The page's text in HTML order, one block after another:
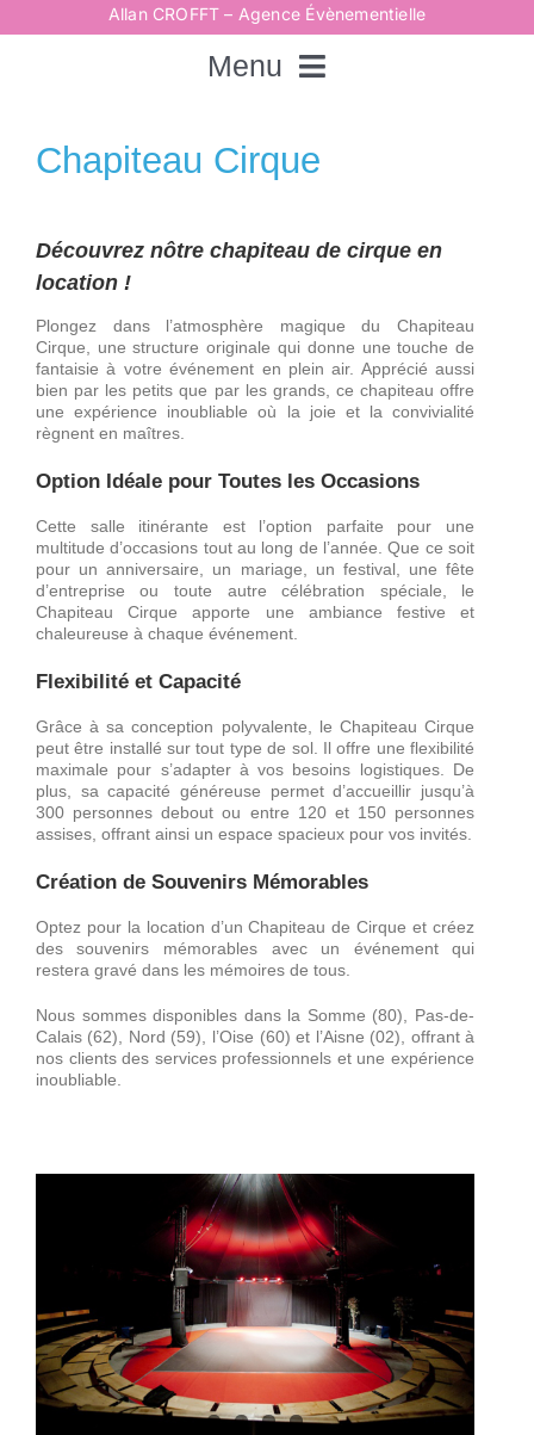
au
Allan CROFFT – Agence Évènementielle
Menu
Rechercher:
Accueil
Spectacles
Techniques
Animations
Décorations
Devis
Chapiteau Cirque
Découvrez nôtre chapiteau de cirque en
location !
Plongez dans l’atmosphère magique du Chapiteau
Cirque, une structure originale qui donne une touche de
fantaisie à votre événement en plein air. Apprécié aussi
bien par les petits que par les grands, ce chapiteau offre
une expérience inoubliable où la joie et la convivialité
règnent en maîtres.
Option Idéale pour Toutes les Occasions
Cette salle itinérante est l’option parfaite pour une
multitude d’occasions tout au long de l’année. Que ce soit
pour un anniversaire, un mariage, un festival, une fête
d’entreprise ou toute autre célébration spéciale, le
Chapiteau Cirque apporte une ambiance festive et
chaleureuse à chaque événement.
Flexibilité et Capacité
Grâce à sa conception polyvalente, le Chapiteau Cirque
peut être installé sur tout type de sol. Il offre une flexibilité
maximale pour s’adapter à vos besoins logistiques. De
plus, sa capacité généreuse permet d’accueillir jusqu’à
300 personnes debout ou entre 120 et 150 personnes
assises, offrant ainsi un espace spacieux pour vos invités.
Création de Souvenirs Mémorables
Optez pour la location d’un Chapiteau de Cirque et créez
des souvenirs mémorables avec un événement qui
restera gravé dans les mémoires de tous.
Nous sommes disponibles dans la Somme (80), Pas-de-
Calais (62), Nord (59), l’Oise (60) et l’Aisne (02), offrant à
nos clients des services professionnels et une expérience
inoubliable.